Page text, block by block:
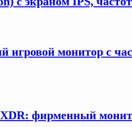
монитор с
фирменный